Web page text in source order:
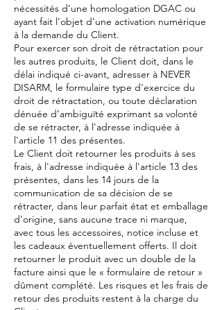
nécessités d’une homologation DGAC ou
ayant fait l’objet d’une activation numérique
à la demande du Client.
Pour exercer son droit de rétractation pour
les autres produits, le Client doit, dans le
délai indiqué ci-avant, adresser à NEVER
DISARM, le formulaire type d'exercice du
droit de rétractation, ou toute déclaration
dénuée d’ambiguïté exprimant sa volonté
de se rétracter, à l'adresse indiquée à
l'article 11 des présentes.
Le Client doit retourner les produits à ses
frais, à l'adresse indiquée à l'article 13 des
présentes, dans les 14 jours de la
communication de sa décision de se
rétracter, dans leur parfait état et emballage
d'origine, sans aucune trace ni marque,
avec tous les accessoires, notice incluse et
les cadeaux éventuellement offerts. Il doit
retourner le produit avec un double de la
facture ainsi que le « formulaire de retour »
dûment complété. Les risques et les frais de
retour des produits restent à la charge du